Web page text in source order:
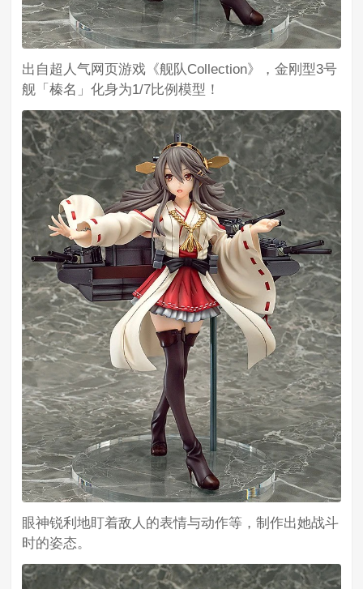
出自超人气网页游戏《舰队Collection》，金刚型3号
舰「榛名」化身为1/7比例模型！
眼神锐利地盯着敌人的表情与动作等，制作出她战斗
时的姿态。